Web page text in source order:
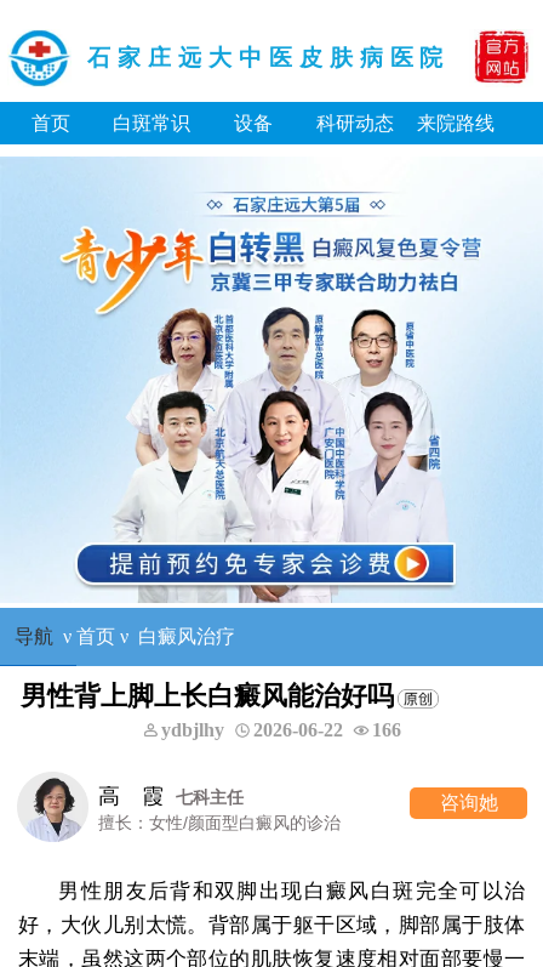
石家庄远大中医皮肤病医院
首页 白斑常识 设备 科研动态 来院路线
导航 ν 首页ν 白癜风治疗
男性背上脚上长白癜风能治好吗
ydbjlhy 2026-06-22 166
高 霞
七科主任
擅长：女性/颜面型白癜风的诊治
咨询她
男性朋友后背和双脚出现白癜风白斑完全可以治
好，大伙儿别太慌。背部属于躯干区域，脚部属于肢体
末端，虽然这两个部位的肌肤恢复速度相对面部要慢一